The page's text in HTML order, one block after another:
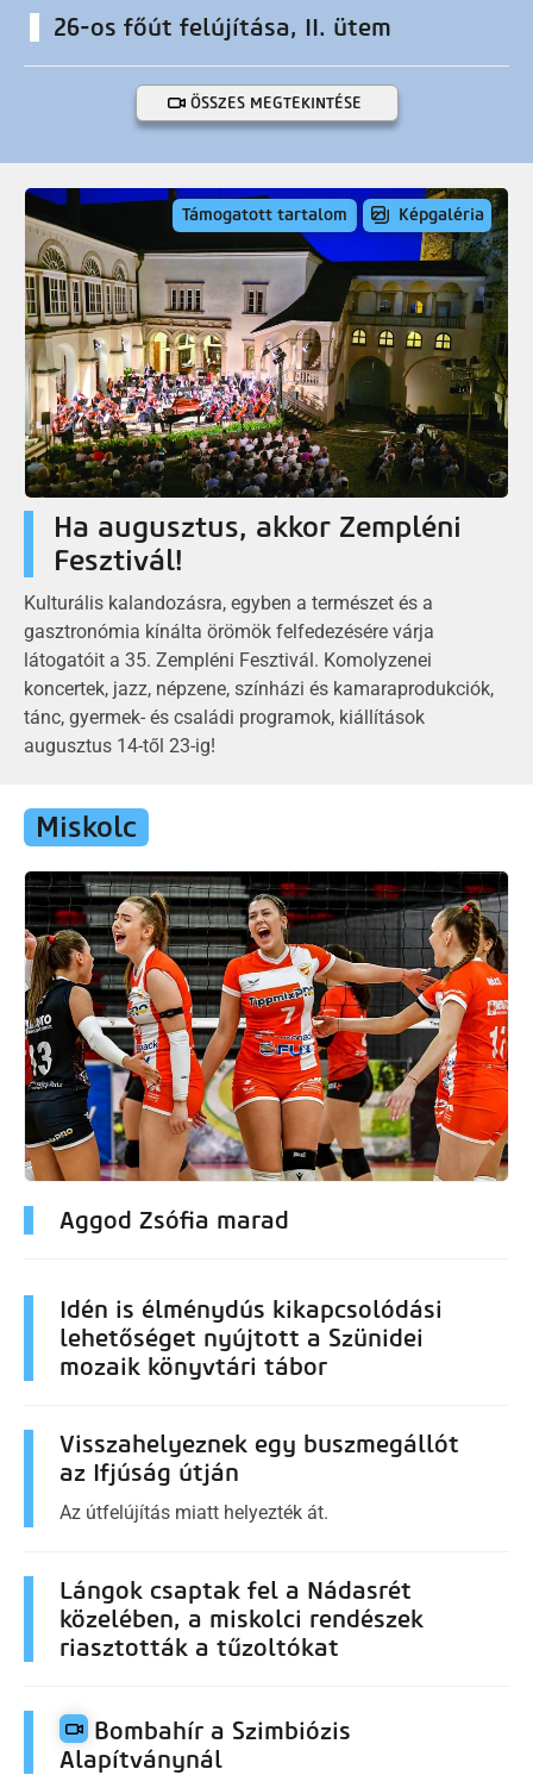
26-os főút felújítása, II. ütem
ÖSSZES MEGTEKINTÉSE
Támogatott tartalom Képgaléria
Ha augusztus, akkor Zempléni
Fesztivál!
Kulturális kalandozásra, egyben a természet és a
gasztronómia kínálta örömök felfedezésére várja
látogatóit a 35. Zempléni Fesztivál. Komolyzenei
koncertek, jazz, népzene, színházi és kamaraprodukciók,
tánc, gyermek- és családi programok, kiállítások
augusztus 14-től 23-ig!
Miskolc
Aggod Zsófia marad
Idén is élménydús kikapcsolódási
lehetőséget nyújtott a Szünidei
mozaik könyvtári tábor
Visszahelyeznek egy buszmegállót
az Ifjúság útján
Az útfelújítás miatt helyezték át.
Lángok csaptak fel a Nádasrét
közelében, a miskolci rendészek
riasztották a tűzoltókat
Bombahír a Szimbiózis
Alapítványnál